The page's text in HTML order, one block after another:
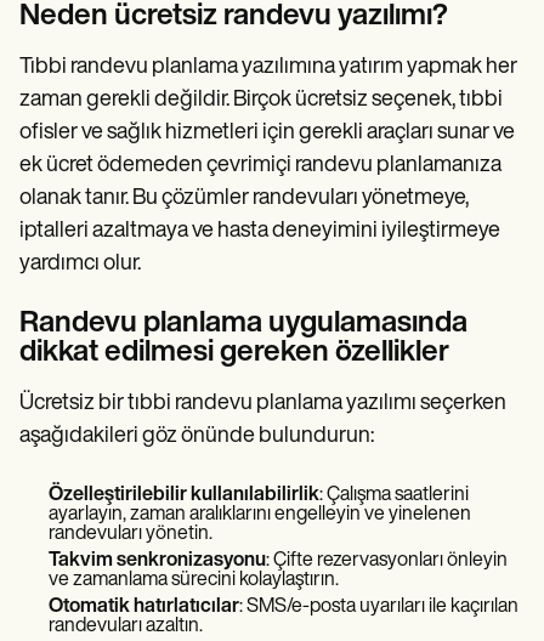
Why Carepatron?
Get started
Neden ücretsiz randevu yazılımı?
Tıbbi randevu planlama yazılımına yatırım yapmak her
zaman gerekli değildir. Birçok ücretsiz seçenek, tıbbi
ofisler ve sağlık hizmetleri için gerekli araçları sunar ve
ek ücret ödemeden çevrimiçi randevu planlamanıza
olanak tanır. Bu çözümler randevuları yönetmeye,
iptalleri azaltmaya ve hasta deneyimini iyileştirmeye
yardımcı olur.
Randevu planlama uygulamasında
dikkat edilmesi gereken özellikler
Ücretsiz bir tıbbi randevu planlama yazılımı seçerken
aşağıdakileri göz önünde bulundurun:
Özelleştirilebilir kullanılabilirlik: Çalışma saatlerini
ayarlayın, zaman aralıklarını engelleyin ve yinelenen
randevuları yönetin.
Takvim senkronizasyonu: Çifte rezervasyonları önleyin
ve zamanlama sürecini kolaylaştırın.
Otomatik hatırlatıcılar: SMS/e-posta uyarıları ile kaçırılan
randevuları azaltın.